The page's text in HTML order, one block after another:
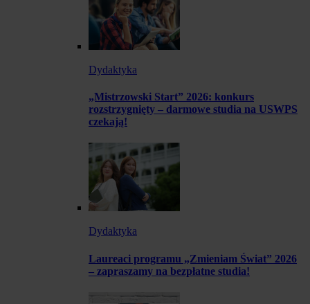
Dydaktyka
„Mistrzowski Start” 2026: konkurs
rozstrzygnięty – darmowe studia na USWPS
czekają!
Dydaktyka
Laureaci programu „Zmieniam Świat” 2026
– zapraszamy na bezpłatne studia!